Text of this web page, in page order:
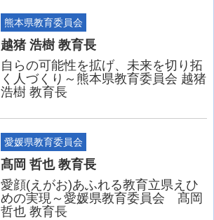
熊本県教育委員会
越猪 浩樹 教育長
自らの可能性を拡げ、未来を切り拓
く人づくり～熊本県教育委員会 越猪
浩樹 教育長
愛媛県教育委員会
髙岡 哲也 教育長
愛顔(えがお)あふれる教育立県えひ
めの実現～愛媛県教育委員会 髙岡
哲也 教育長